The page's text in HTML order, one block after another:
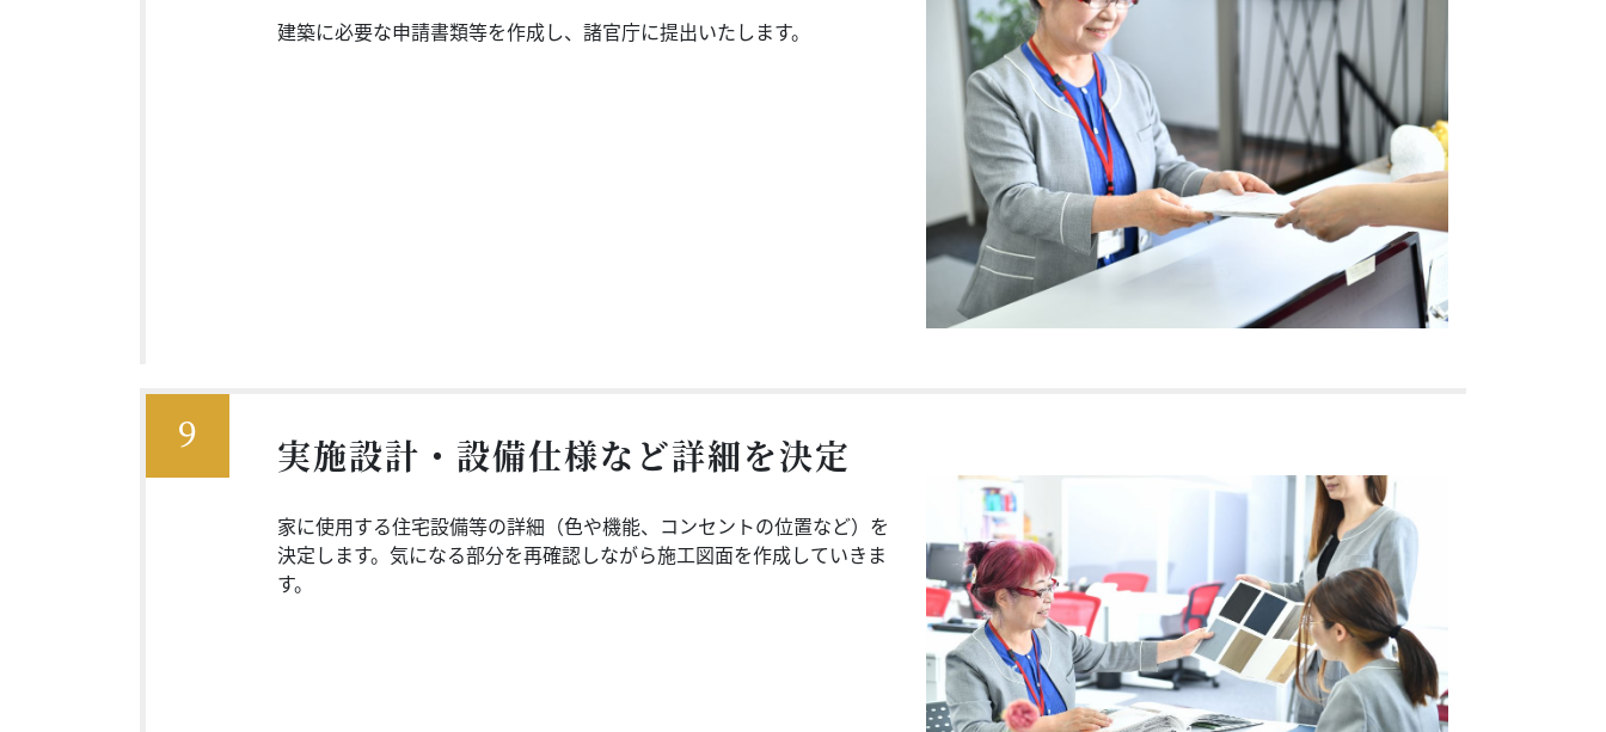
建築に必要な申請書類等を作成し、諸官庁に提出いたします。
9 実施設計・設備仕様など詳細を決定
家に使用する住宅設備等の詳細（色や機能、コンセントの位置など）を
決定します。気になる部分を再確認しながら施工図面を作成していきま
す。